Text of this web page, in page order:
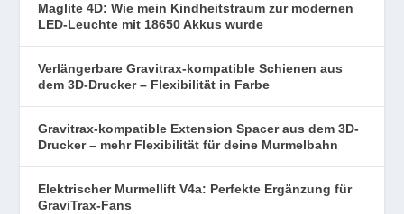
Maglite 4D: Wie mein Kindheitstraum zur modernen
LED-Leuchte mit 18650 Akkus wurde
Verlängerbare Gravitrax-kompatible Schienen aus
dem 3D-Drucker – Flexibilität in Farbe
Gravitrax-kompatible Extension Spacer aus dem 3D-
Drucker – mehr Flexibilität für deine Murmelbahn
Elektrischer Murmellift V4a: Perfekte Ergänzung für
GraviTrax-Fans